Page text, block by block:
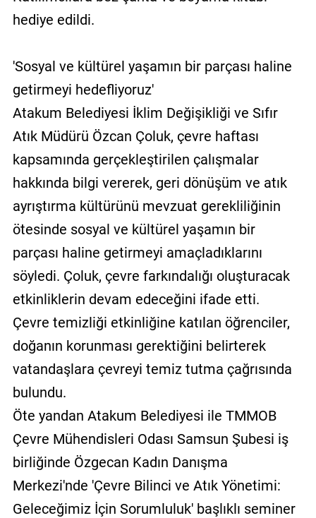
hediye edildi.
'Sosyal ve kültürel yaşamın bir parçası haline
getirmeyi hedefliyoruz'
Atakum Belediyesi İklim Değişikliği ve Sıfır
Atık Müdürü Özcan Çoluk, çevre haftası
kapsamında gerçekleştirilen çalışmalar
hakkında bilgi vererek, geri dönüşüm ve atık
ayrıştırma kültürünü mevzuat gerekliliğinin
ötesinde sosyal ve kültürel yaşamın bir
parçası haline getirmeyi amaçladıklarını
söyledi. Çoluk, çevre farkındalığı oluşturacak
etkinliklerin devam edeceğini ifade etti.
Çevre temizliği etkinliğine katılan öğrenciler,
doğanın korunması gerektiğini belirterek
vatandaşlara çevreyi temiz tutma çağrısında
bulundu.
Öte yandan Atakum Belediyesi ile TMMOB
Çevre Mühendisleri Odası Samsun Şubesi iş
birliğinde Özgecan Kadın Danışma
Merkezi'nde 'Çevre Bilinci ve Atık Yönetimi:
Geleceğimiz İçin Sorumluluk' başlıklı seminer